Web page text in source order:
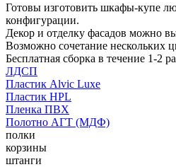
Готовы изготовить шкафы-купе
конфигурации.
Декор и отделку фасадов можно
Возможно сочетание нескольких
Бесплатная сборка в течение 1-2
ЛДСП
Пластик Alvic Luxe
Пластик HPL
Пленка ПВХ
Полотно АГТ (МДФ)
полки
корзины
штанги